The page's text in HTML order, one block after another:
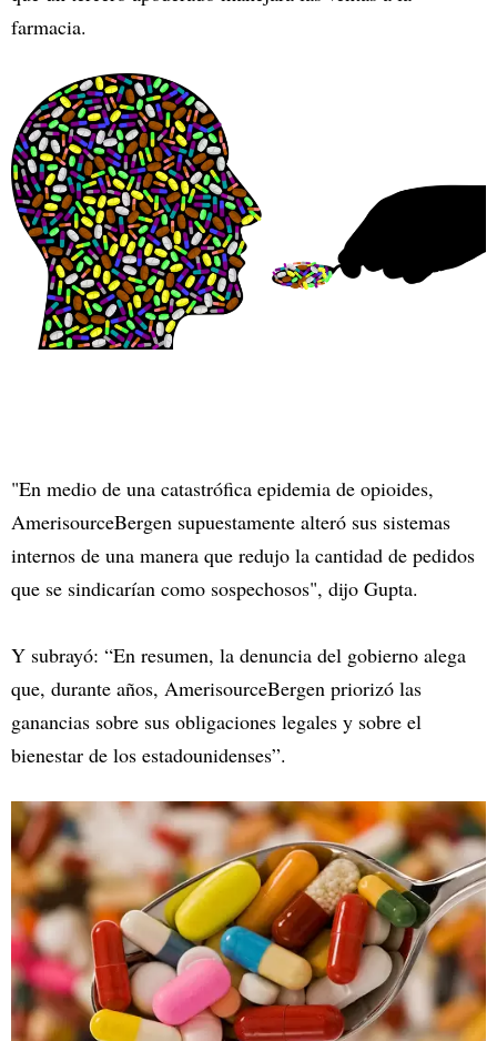
farmacia.
"En medio de una catastrófica epidemia de opioides,
AmerisourceBergen supuestamente alteró sus sistemas
internos de una manera que redujo la cantidad de pedidos
que se sindicarían como sospechosos", dijo Gupta.
Y subrayó: “En resumen, la denuncia del gobierno alega
que, durante años, AmerisourceBergen priorizó las
ganancias sobre sus obligaciones legales y sobre el
bienestar de los estadounidenses”.